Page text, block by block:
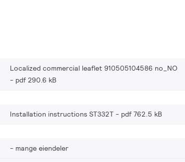
Localized commercial leaflet 910505104586 no_NO
pdf 290.6 kB
Installation instructions ST332T pdf 762.5 kB
mange eiendeler